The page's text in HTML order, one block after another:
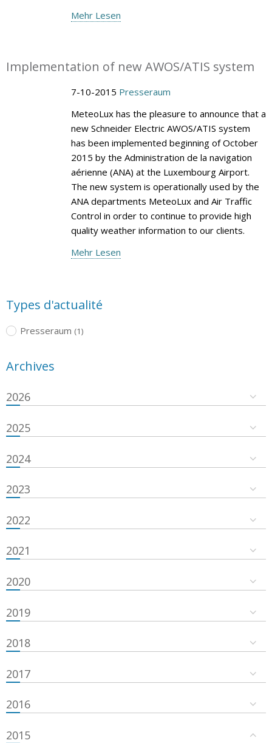
Mehr Lesen
Implementation of new AWOS/ATIS system
7-10-2015 Presseraum
MeteoLux has the pleasure to announce that a
new Schneider Electric AWOS/ATIS system
has been implemented beginning of October
2015 by the Administration de la navigation
aérienne (ANA) at the Luxembourg Airport.
The new system is operationally used by the
ANA departments MeteoLux and Air Traffic
Control in order to continue to provide high
quality weather information to our clients.
Mehr Lesen
Types d'actualité
Presseraum (1)
Archives
2026
2025
2024
2023
2022
2021
2020
2019
2018
2017
2016
2015